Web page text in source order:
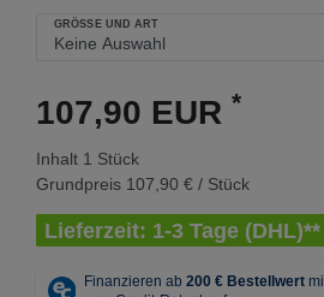
GRÖSSE UND ART
107,90 EUR *
Inhalt 1 Stück
Grundpreis 107,90 € / Stück
Lieferzeit: 1-3 Tage (DHL)**